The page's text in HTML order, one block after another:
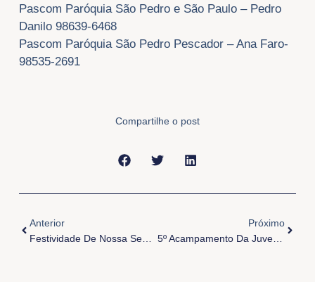
Pascom Paróquia São Pedro e São Paulo – Pedro
Danilo 98639-6468
Pascom Paróquia São Pedro Pescador – Ana Faro-
98535-2691
Compartilhe o post
Anterior
Festividade De Nossa Senhora Do Perpétuo Socorro
Próximo
5º Acampamento Da Juventude Da Arquidiocese De Belém